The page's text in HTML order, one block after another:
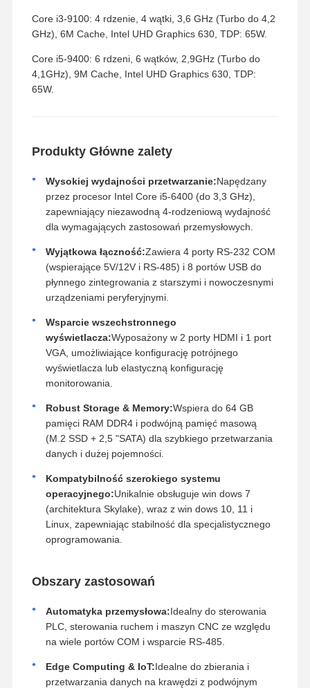
Core i3-9100: 4 rdzenie, 4 wątki, 3,6 GHz (Turbo do 4,2
GHz), 6M Cache, Intel UHD Graphics 630, TDP: 65W.
Core i5-9400: 6 rdzeni, 6 wątków, 2,9GHz (Turbo do
4,1GHz), 9M Cache, Intel UHD Graphics 630, TDP:
65W.
Produkty Główne zalety
Wysokiej wydajności przetwarzanie:Napędzany
przez procesor Intel Core i5-6400 (do 3,3 GHz),
zapewniający niezawodną 4-rodzeniową wydajność
dla wymagających zastosowań przemysłowych.
Wyjątkowa łączność:Zawiera 4 porty RS-232 COM
(wspierające 5V/12V i RS-485) i 8 portów USB do
płynnego zintegrowania z starszymi i nowoczesnymi
urządzeniami peryferyjnymi.
Wsparcie wszechstronnego
wyświetlacza:Wyposażony w 2 porty HDMI i 1 port
VGA, umożliwiające konfigurację potrójnego
wyświetlacza lub elastyczną konfigurację
monitorowania.
Robust Storage & Memory:Wspiera do 64 GB
pamięci RAM DDR4 i podwójną pamięć masową
(M.2 SSD + 2,5 "SATA) dla szybkiego przetwarzania
danych i dużej pojemności.
Kompatybilność szerokiego systemu
operacyjnego:Unikalnie obsługuje win dows 7
(architektura Skylake), wraz z win dows 10, 11 i
Linux, zapewniając stabilność dla specjalistycznego
oprogramowania.
Obszary zastosowań
Automatyka przemysłowa:Idealny do sterowania
PLC, sterowania ruchem i maszyn CNC ze względu
na wiele portów COM i wsparcie RS-485.
Edge Computing & IoT:Idealne do zbierania i
przetwarzania danych na krawędzi z podwójnym